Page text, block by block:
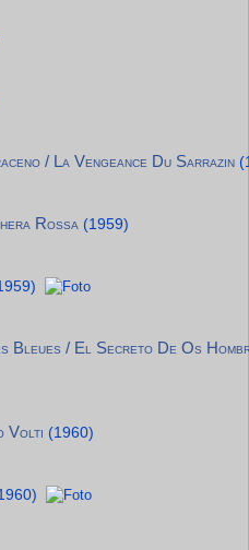
/ La Vengeance Du Sarrazin
Rossa (1959)
Bleues / El Secreto De Os
Volti (1960)